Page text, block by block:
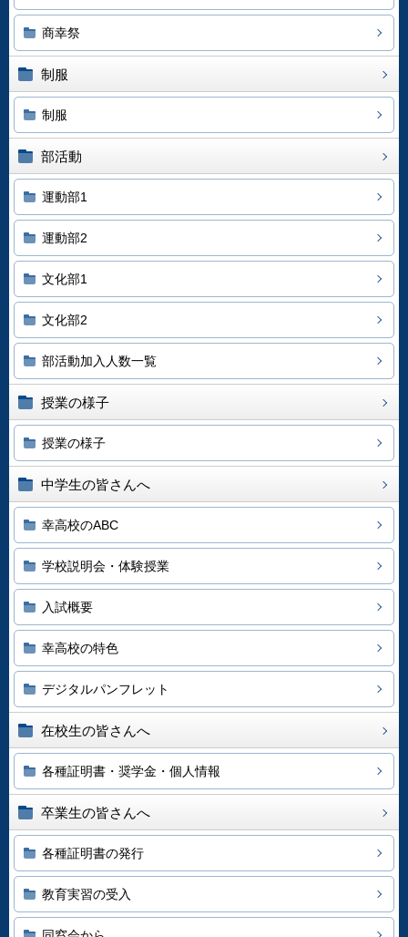
商幸祭
制服
制服
部活動
運動部1
運動部2
文化部1
文化部2
部活動加入人数一覧
授業の様子
授業の様子
中学生の皆さんへ
幸高校のABC
学校説明会・体験授業
入試概要
幸高校の特色
デジタルパンフレット
在校生の皆さんへ
各種証明書・奨学金・個人情報
卒業生の皆さんへ
各種証明書の発行
教育実習の受入